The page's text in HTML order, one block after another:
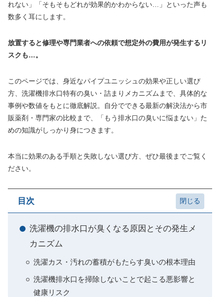
れない」「そもそもどれが効果的かわからない…」といった声も
数多く耳にします。
放置すると修理や専門業者への依頼で想定外の費用が発生するリ
スクも…。
このページでは、身近なパイプユニッシュの効果や正しい選び
方、洗濯機排水口特有の臭い・詰まりメカニズムまで、具体的な
事例や数値をもとに徹底解説。自分でできる最新の解決法から市
販薬剤・専門家の比較まで、「もう排水口の臭いに悩まない」た
めの知識がしっかり身につきます。
本当に効果のある手順と失敗しない選び方、ぜひ最後までご覧く
ださい。
目次
洗濯機の排水口が臭くなる原因とその発生メ
カニズム
洗濯カス・汚れの蓄積がもたらす臭いの根本理由
洗濯機排水口を掃除しないことで起こる悪影響と
健康リスク